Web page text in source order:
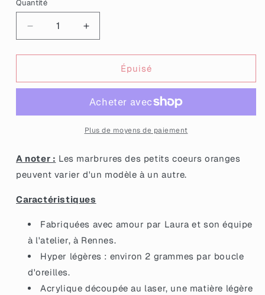
Quantité
Quantité
Réduire
la
quantité
Petites
d&#39;oreilles
fleurs/coeurs
acrylique
paillettes
Augmenter
la
quantité
Petites
d&#39;oreilles
fleurs/coeurs
pendantes
acrylique
paillettes
Épuisé
Plus de moyens de paiement
A noter : Les marbrures des petits coeurs oranges
peuvent varier d'un modèle à un autre.
Caractéristiques
Fabriquées avec amour par Laura et son équipe
à l'atelier, à Rennes.
Hyper légères : environ 2 grammes par boucle
d'oreilles.
Acrylique découpée au laser, une matière légère